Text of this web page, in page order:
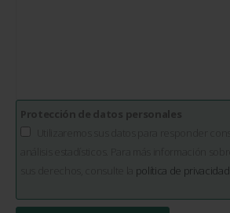
política de privacidad